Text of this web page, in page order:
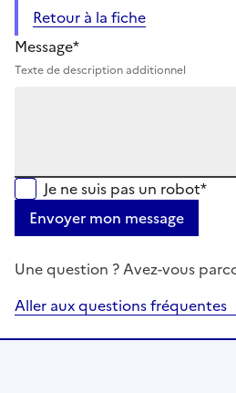
Retour à la fiche
Message*
Texte de description additionnel
Je ne suis pas un robot*
Envoyer mon message
Une question ? Avez-vous
Aller aux questions fréquentes